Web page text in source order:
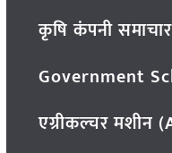
कृषि कंपनी
Government
एग्रीकल्चर